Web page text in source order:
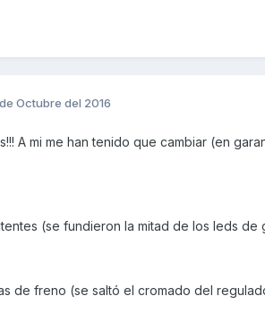
Octubre del 2016
A mi me han tenido que cambiar (en
(se fundieron la mitad de los leds
de freno (se saltó el cromado del